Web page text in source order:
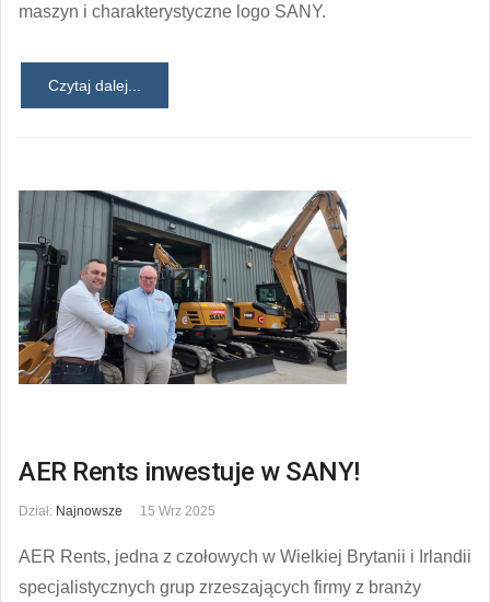
maszyn i charakterystyczne logo SANY.
Czytaj dalej...
AER Rents inwestuje w SANY!
Dział: Najnowsze 15 Wrz 2025
AER Rents, jedna z czołowych w Wielkiej Brytanii i Irlandii
specjalistycznych grup zrzeszających firmy z branży